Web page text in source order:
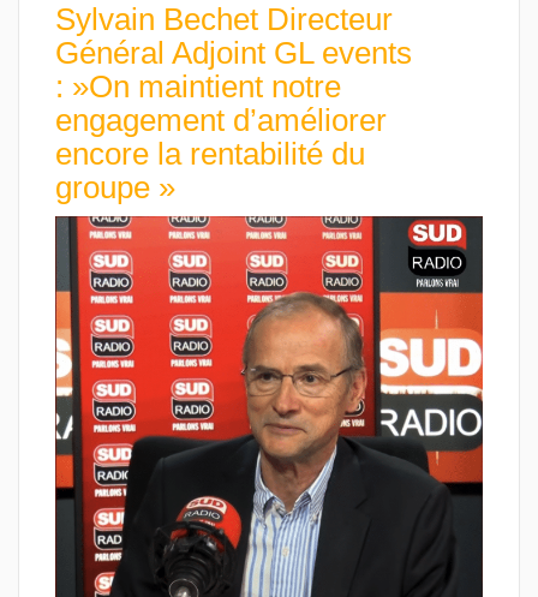
Sylvain Bechet Directeur
Général Adjoint GL events
: »On maintient notre
engagement d’améliorer
encore la rentabilité du
groupe »